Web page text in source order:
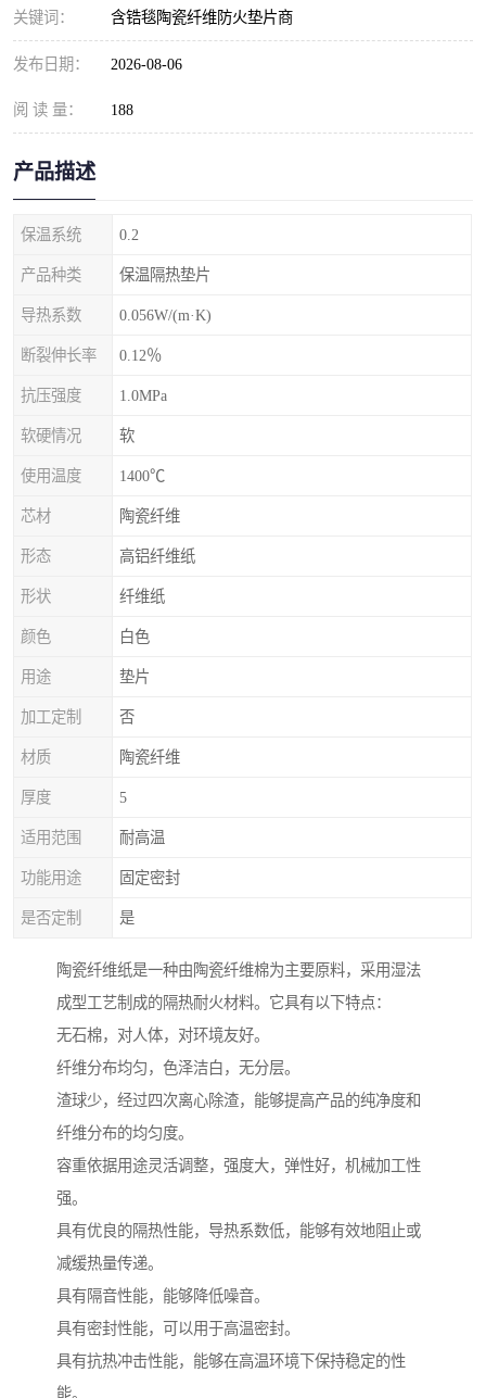
关键词： 含锆毯陶瓷纤维防火垫片商
发布日期： 2026-08-06
阅 读 量： 188
产品描述
保温系统 0.2
产品种类 保温隔热垫片
导热系数 0.056W/(m·K)
断裂伸长率 0.12％
抗压强度 1.0MPa
软硬情况 软
使用温度 1400℃
芯材 陶瓷纤维
形态 高铝纤维纸
形状 纤维纸
颜色 白色
用途 垫片
加工定制 否
材质 陶瓷纤维
厚度 5
适用范围 耐高温
功能用途 固定密封
是否定制 是
陶瓷纤维纸是一种由陶瓷纤维棉为主要原料，采用湿法
成型工艺制成的隔热耐火材料。它具有以下特点：
无石棉，对人体，对环境友好。
纤维分布均匀，色泽洁白，无分层。
渣球少，经过四次离心除渣，能够提高产品的纯净度和
纤维分布的均匀度。
容重依据用途灵活调整，强度大，弹性好，机械加工性
强。
具有优良的隔热性能，导热系数低，能够有效地阻止或
减缓热量传递。
具有隔音性能，能够降低噪音。
具有密封性能，可以用于高温密封。
具有抗热冲击性能，能够在高温环境下保持稳定的性
能。